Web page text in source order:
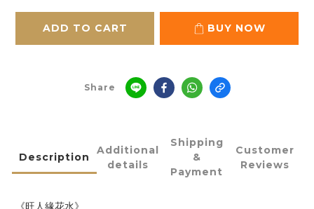
ADD TO CART BUY NOW
Share
Description
Additional
details
Shipping
&
Payment
Customer
Reviews
《旺人緣花水》